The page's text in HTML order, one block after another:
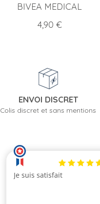
BIVEA MEDICAL
Prix
4,90 €
ENVOI DISCRET
Colis discret et sans mentions